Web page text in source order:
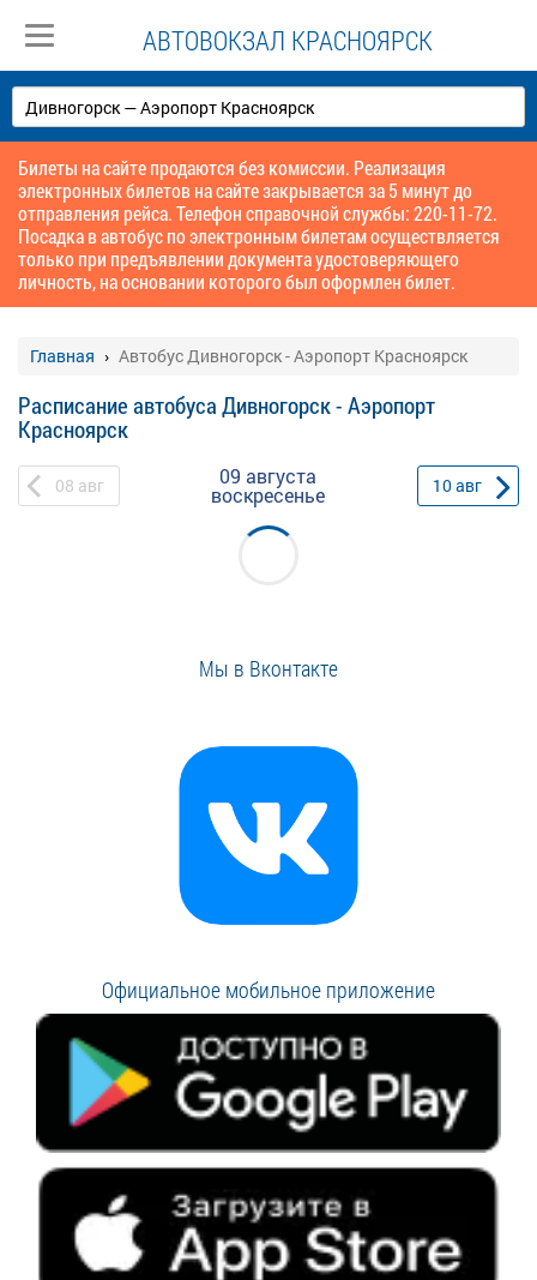
АВТОВОКЗАЛ КРАСНОЯРСК
Билеты на сайте продаются без комиссии. Реализация
электронных билетов на сайте закрывается за 5 минут до
отправления рейса. Телефон справочной службы: 220-11-72.
Посадка в автобус по электронным билетам осуществляется
только при предъявлении документа удостоверяющего
личность, на основании которого был оформлен билет.
Главная Автобус Дивногорск - Аэропорт Красноярск
Расписание автобуса Дивногорск - Аэропорт
Красноярск
08 авг 09 августа
воскресенье 10авг
Мы в Вконтакте
Официальное мобильное приложение